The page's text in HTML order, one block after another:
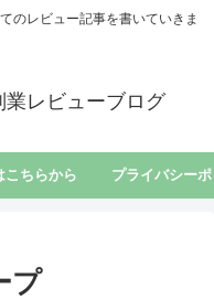
のレビュー記事を書いていきま
レビューブログ
こちらから プライバシー
プ